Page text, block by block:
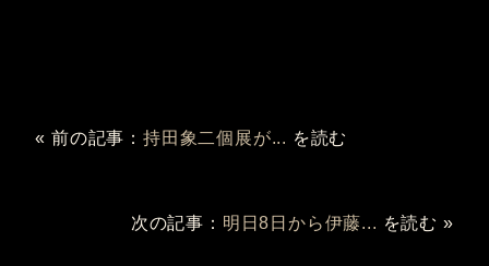
« 前の記事：持田象二個展が... を読む
次の記事： 明日8日から伊藤... を読む »